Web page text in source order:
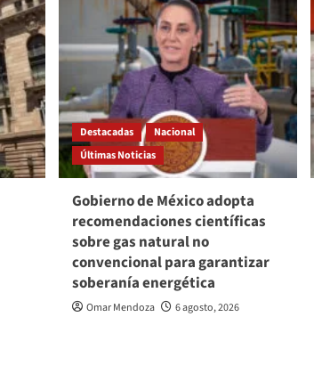
Destacadas
Nacional
Últimas Noticias
Gobierno de México adopta
recomendaciones científicas
sobre gas natural no
convencional para garantizar
soberanía energética
Omar Mendoza 6 agosto, 2026